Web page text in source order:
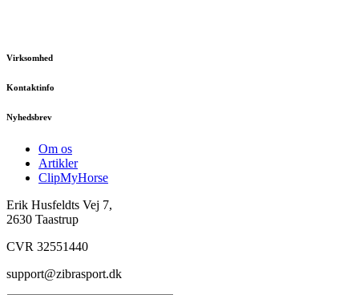
Virksomhed
Kontaktinfo
Nyhedsbrev
Om os
Artikler
ClipMyHorse
Erik Husfeldts Vej 7,
2630 Taastrup
CVR 32551440
support@zibrasport.dk